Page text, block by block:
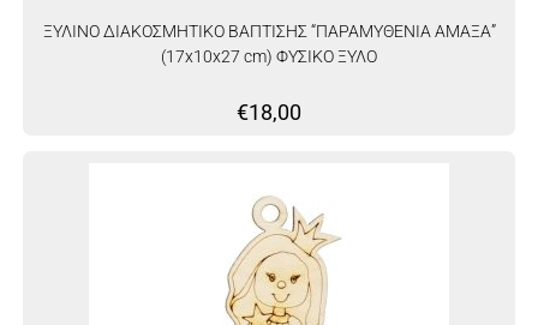
ΞΥΛΙΝΟ ΔΙΑΚΟΣΜΗΤΙΚΟ ΒΑΠΤΙΣΗΣ “ΠΑΡΑΜΥΘΕΝΙΑ ΑΜΑΞΑ”
(17x10x27 cm) ΦΥΣΙΚΟ ΞΥΛΟ
€18,00